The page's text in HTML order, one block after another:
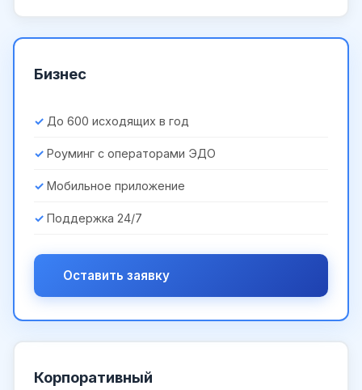
Бизнес
До 600 исходящих в год
Роуминг с операторами ЭДО
Мобильное приложение
Поддержка 24/7
Оставить заявку
Корпоративный